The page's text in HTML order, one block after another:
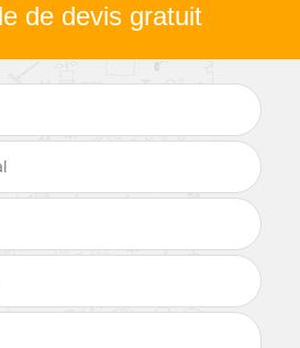
de devis gratuit